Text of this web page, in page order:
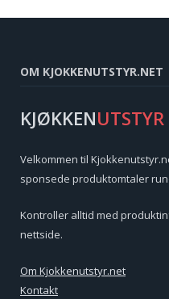
OM KJOKKENUTSTYR.NET
KJØKKENUTSTYR
Velkommen til
sponsede produktomtaler
Kontroller alltid med
nettside.
Om Kjokkenutstyr.net
Kontakt